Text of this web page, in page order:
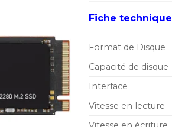
Fiche technique
Format de Disque
Capacité de disque
Interface
Vitesse en lecture